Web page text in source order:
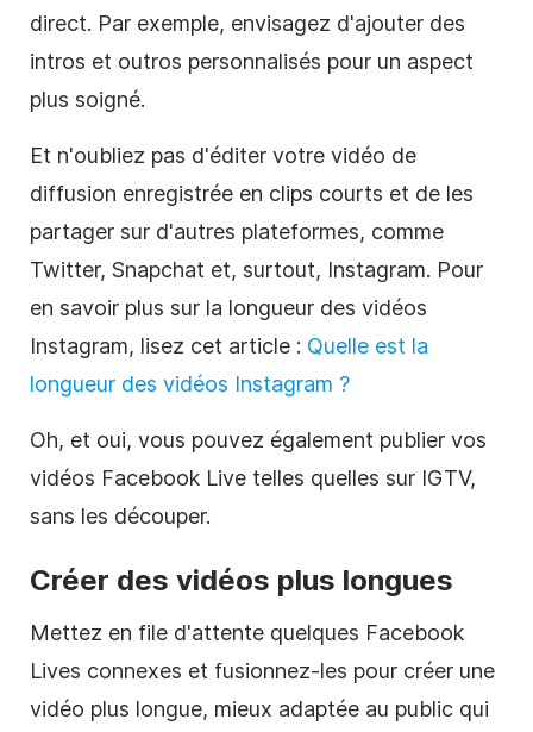
direct. Par exemple, envisagez d'ajouter des
intros et outros personnalisés pour un aspect
plus soigné.
Et n'oubliez pas d'éditer votre vidéo de
diffusion enregistrée en clips courts et de les
partager sur d'autres plateformes, comme
Twitter, Snapchat et, surtout, Instagram. Pour
en savoir plus sur la longueur des vidéos
Instagram, lisez cet article : Quelle est la
longueur des vidéos Instagram ?
Oh, et oui, vous pouvez également publier vos
vidéos Facebook Live telles quelles sur IGTV,
sans les découper.
Créer des vidéos plus longues
Mettez en file d'attente quelques Facebook
Lives connexes et fusionnez-les pour créer une
vidéo plus longue, mieux adaptée au public qui